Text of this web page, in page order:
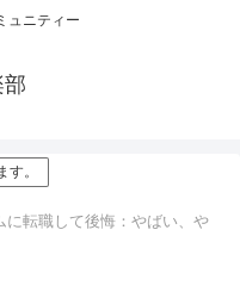
ュニティー
。
に転職して後悔：やばい、や